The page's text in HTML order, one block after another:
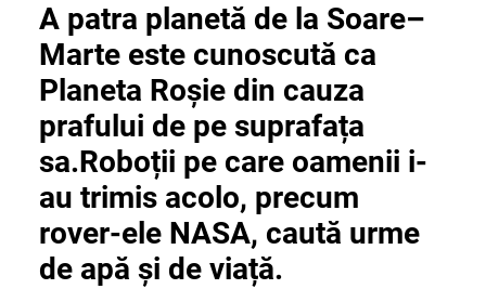
A patra planetă de la Soare–
Marte este cunoscută ca
Planeta Roșie din cauza
prafului de pe suprafața
sa.Roboții pe care oamenii i-
au trimis acolo, precum
rover-ele NASA, caută urme
de apă și de viață.